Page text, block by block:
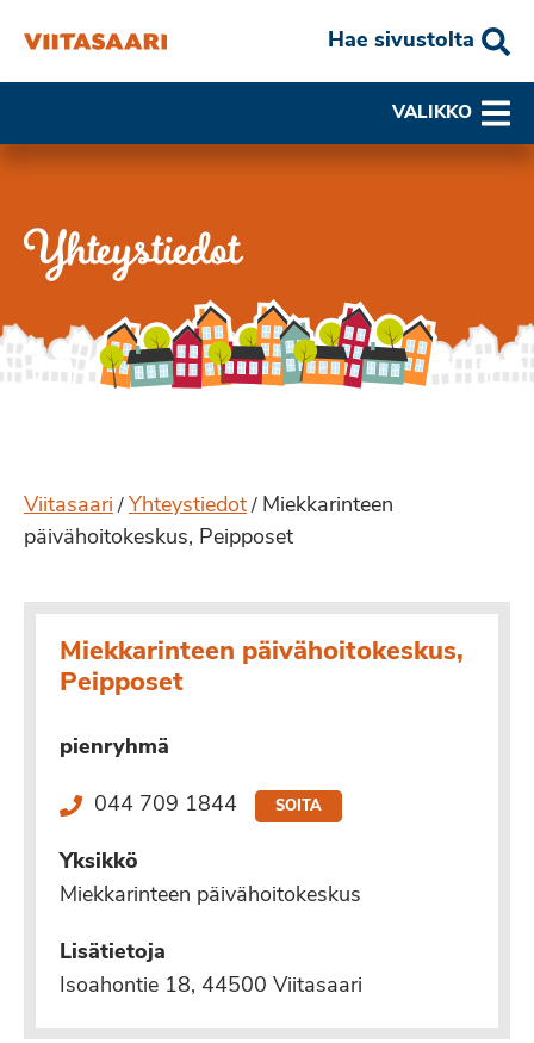
Hae sivustolta
VALIKKO
Yhteystiedot
Viitasaari / Yhteystiedot / Miekkarinteen
päivähoitokeskus, Peipposet
Miekkarinteen päivähoitokeskus,
Peipposet
pienryhmä
044 709 1844 SOITA
Yksikkö
Miekkarinteen päivähoitokeskus
Lisätietoja
Isoahontie 18, 44500 Viitasaari